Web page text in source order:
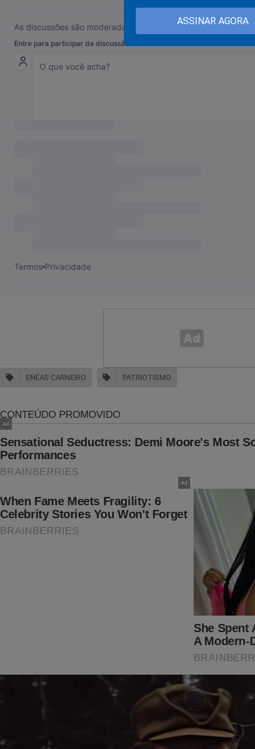
ASSINAR AGORA
Aproveite o momento e apoie essa campanha. Clique no link
https://shoppingconservador.com.br/camiseta-
Cada compra feita vai ajudar a fortalecer o jornalismo
ENÉAS CARNEIRO PATRIOTISMO